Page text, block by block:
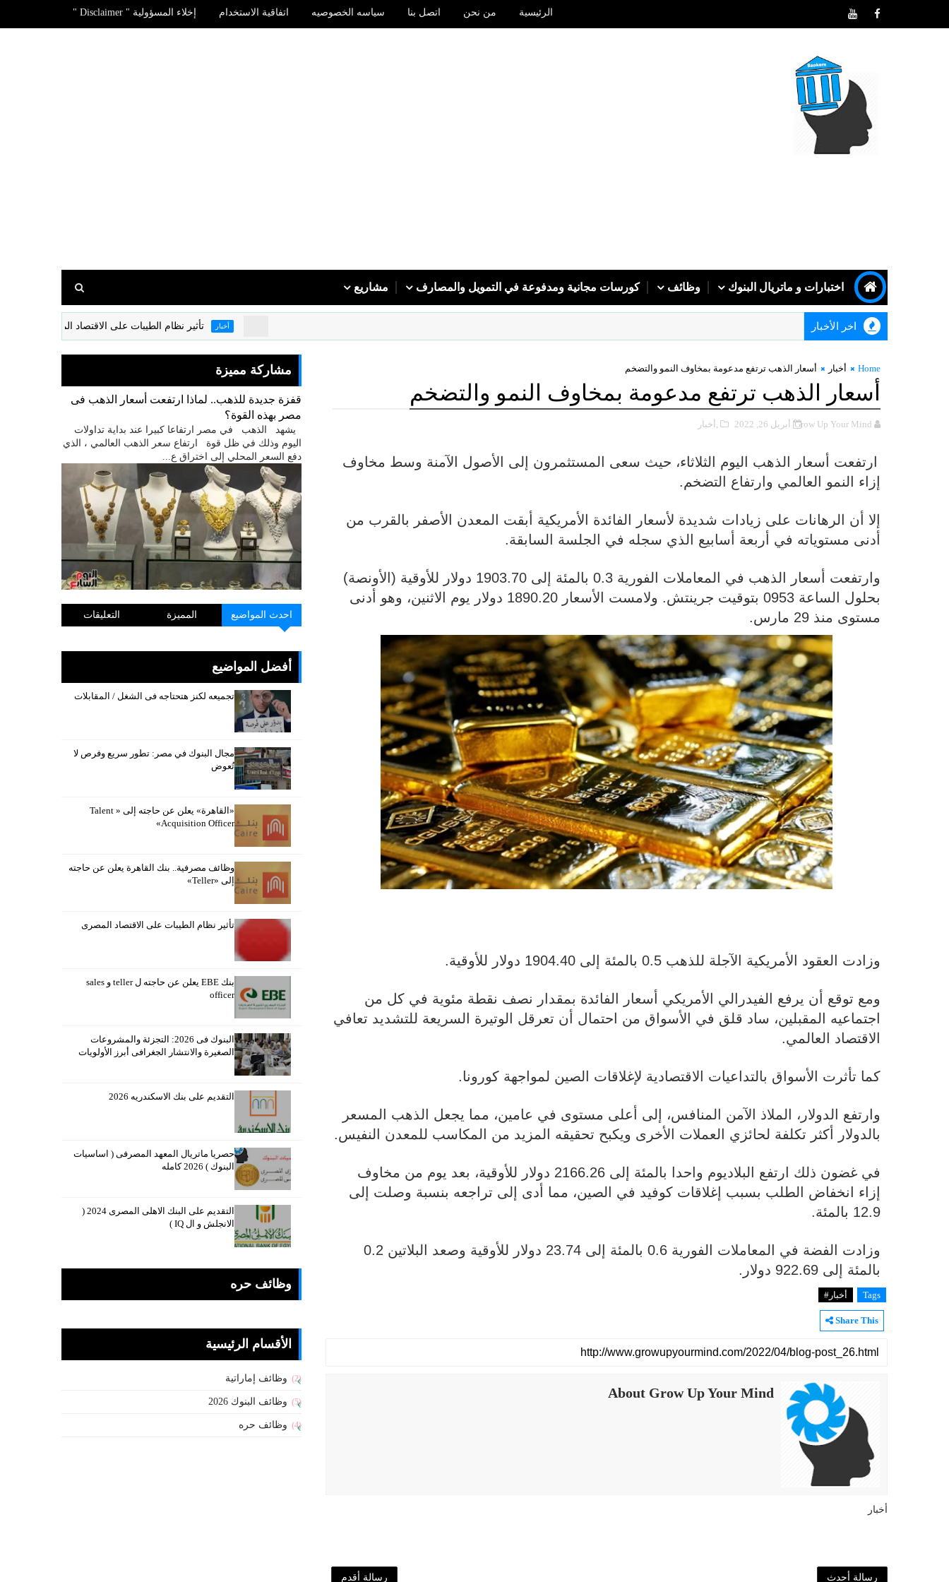
الرئيسية من نحن اتصل بنا سياسه الخصوصيه اتفاقية الاستخدام إخلاء المسؤولية " Disclaimer "
اختبارات و ماتريال البنوك وظائف كورسات مجانية ومدفوعة في التمويل والمصارف مشاريع
اخر الأخبار تأثير نظام الطيبات على الاقتصاد المصرى
Home أخبار أسعار الذهب ترتفع مدعومة بمخاوف النمو والتضخم
أسعار الذهب ترتفع مدعومة بمخاوف النمو والتضخم
Grow Up Your Mind أبريل 26, 2022 ,أخبار
ارتفعت أسعار الذهب اليوم الثلاثاء، حيث سعى المستثمرون إلى الأصول الآمنة وسط مخاوف
إزاء النمو العالمي وارتفاع التضخم.
إلا أن الرهانات على زيادات شديدة لأسعار الفائدة الأمريكية أبقت المعدن الأصفر بالقرب من
أدنى مستوياته في أربعة أسابيع الذي سجله في الجلسة السابقة.
وارتفعت أسعار الذهب في المعاملات الفورية 0.3 بالمئة إلى 1903.70 دولار للأوقية (الأونصة)
بحلول الساعة 0953 بتوقيت جرينتش. ولامست الأسعار 1890.20 دولار يوم الاثنين، وهو أدنى
مستوى منذ 29 مارس.
وزادت العقود الأمريكية الآجلة للذهب 0.5 بالمئة إلى 1904.40 دولار للأوقية.
ومع توقع أن يرفع الفيدرالي الأمريكي أسعار الفائدة بمقدار نصف نقطة مئوية في كل من
اجتماعيه المقبلين، ساد قلق في الأسواق من احتمال أن تعرقل الوتيرة السريعة للتشديد تعافي
الاقتصاد العالمي.
كما تأثرت الأسواق بالتداعيات الاقتصادية لإغلاقات الصين لمواجهة كورونا.
وارتفع الدولار، الملاذ الآمن المنافس، إلى أعلى مستوى في عامين، مما يجعل الذهب المسعر
بالدولار أكثر تكلفة لحائزي العملات الأخرى ويكبح تحقيقه المزيد من المكاسب للمعدن النفيس.
في غضون ذلك ارتفع البلاديوم واحدا بالمئة إلى 2166.26 دولار للأوقية، بعد يوم من مخاوف
إزاء انخفاض الطلب بسبب إغلاقات كوفيد في الصين، مما أدى إلى تراجعه بنسبة وصلت إلى
12.9 بالمئة.
وزادت الفضة في المعاملات الفورية 0.6 بالمئة إلى 23.74 دولار للأوقية وصعد البلاتين 0.2
بالمئة إلى 922.69 دولار.
Tags أخبار#
Share This
About Grow Up Your Mind
أخبار
رسالة أحدث رسالة أقدم
مشاركة مميزة
قفزة جديدة للذهب.. لماذا ارتفعت أسعار الذهب فى
مصر بهذه القوة؟
يشهد الذهب في مصر ارتفاعا كبيرا عند بداية تداولات
اليوم وذلك في ظل قوة ارتفاع سعر الذهب العالمي ، الذي
دفع السعر المحلي إلى اختراق ع...
احدث المواضيع المميزة التعليقات
أفضل المواضيع
تجميعه لكنز هتحتاجه فى الشغل / المقابلات
مجال البنوك في مصر: تطور سريع وفرص لا
تُعوض
«القاهرة» يعلن عن حاجته إلى « Talent
Acquisition Officer»
وظائف مصرفية.. بنك القاهرة يعلن عن حاجته
إلى «Teller»
تأثير نظام الطيبات على الاقتصاد المصرى
بنك EBE يعلن عن حاجته ل teller و sales
officer
البنوك فى 2026: التجزئة والمشروعات
الصغيرة والانتشار الجغرافى أبرز الأولويات
التقديم على بنك الاسكندريه 2026
حصريا ماتريال المعهد المصرفى ( اساسيات
البنوك ) 2026 كامله
التقديم على البنك الاهلى المصرى 2024 (
الانجلش و ال IQ )
وظائف حره
الأقسام الرئيسية
وظائف إماراتية (2)
وظائف البنوك 2026 (5)
وظائف حره (4)